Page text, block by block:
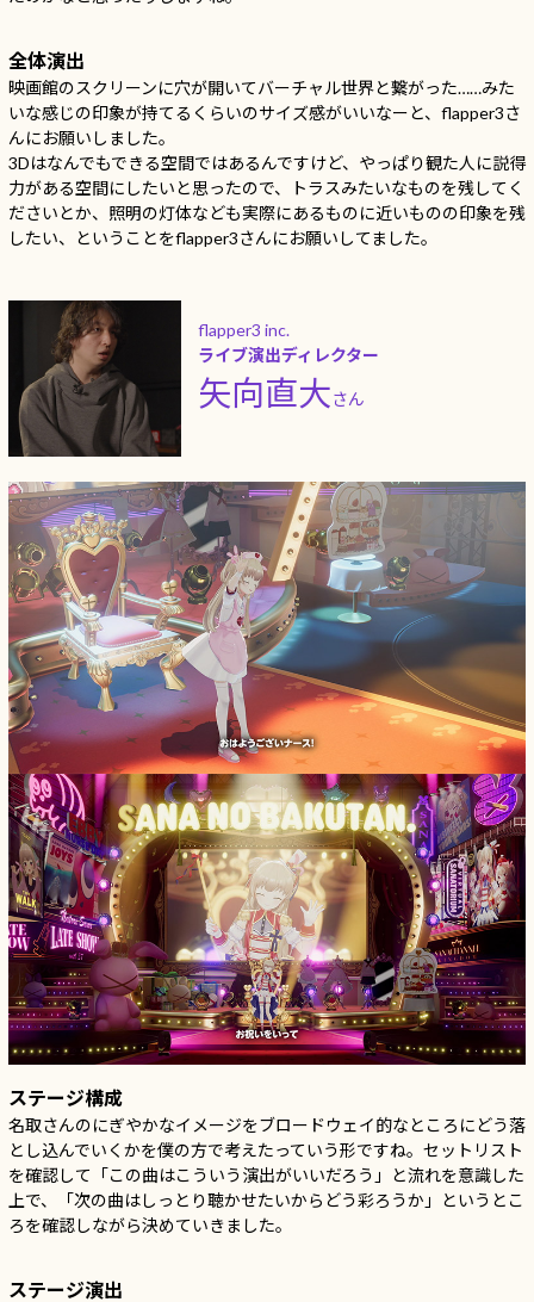
全体演出
映画館のスクリーンに穴が開いてバーチャル世界と繋がった……みた
いな感じの印象が持てるくらいのサイズ感がいいなーと、flapper3さ
んにお願いしました。
3Dはなんでもできる空間ではあるんですけど、やっぱり観た人に説得
力がある空間にしたいと思ったので、トラスみたいなものを残してく
ださいとか、照明の灯体なども実際にあるものに近いものの印象を残
したい、ということをflapper3さんにお願いしてました。
flapper3 inc.
ライブ演出ディレクター
矢向直大さん
ステージ構成
名取さんのにぎやかなイメージをブロードウェイ的なところにどう落
とし込んでいくかを僕の方で考えたっていう形ですね。セットリスト
を確認して「この曲はこういう演出がいいだろう」と流れを意識した
上で、「次の曲はしっとり聴かせたいからどう彩ろうか」というとこ
ろを確認しながら決めていきました。
ステージ演出